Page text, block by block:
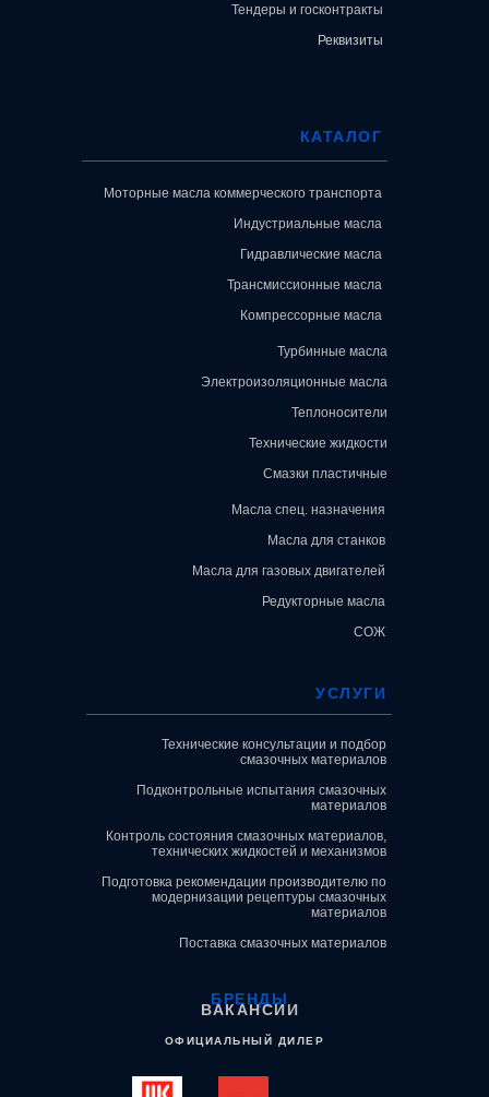
УСЛУГИ
Технические консультации и подбор
смазочных материалов
Подконтрольные испытания смазочных
материалов
Контроль состояния смазочных материалов,
технических жидкостей и механизмов
Подготовка рекомендации производителю по
модернизации рецептуры смазочных
материалов
Поставка смазочных материалов
КАТАЛОГ
Моторные масла коммерческого транспорта
Индустриальные масла
Гидравлические масла
Трансмиссионные масла
Компрессорные масла
ОФИЦИАЛЬНЫЙ ДИЛЕР
Турбинные масла
Электроизоляционные масла
Теплоносители
Технические жидкости
Смазки пластичные
Тендеры и госконтракты
Реквизиты
Масла спец. назначения
Масла для станков
Масла для газовых двигателей
Редукторные масла
СОЖ
БРЕНДЫ
ВАКАНСИИ